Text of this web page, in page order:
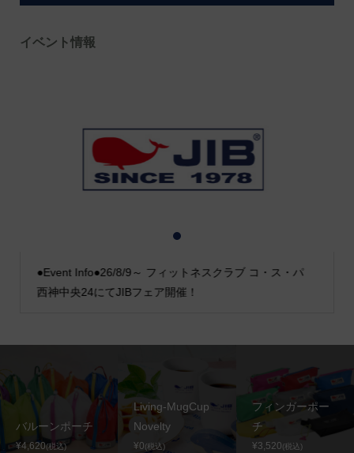
イベント情報
●Event Info●26/8/9～ フィットネスクラブ コ・ス・パ
西神中央24にてJIBフェア開催！
2
バルーンポーチ
¥4,620(税込)
Living-MugCup
Novelty
¥0(税込)
フィンガーポー
チ
¥3,520(税込)